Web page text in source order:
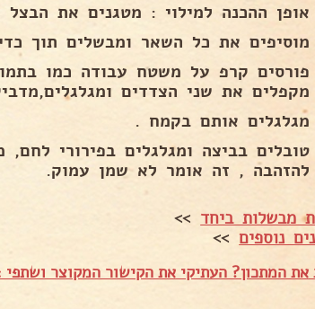
אופן ההכנה למילוי : מטגנים את הבצל ,
מוסיפים את כל השאר ומבשלים תוך כדי ערבוב לעוד
מקפלים את שני הצדדים
מגלגלים אותם בקמח .
טובלים בביצה ומגלגלים בפירורי
להזהבה , זה אומר לא שמן עמוק.
מבשלות ביחד>>
נוספים>>
המתכון? העתיקי את הקישור המקוצר ושתפי